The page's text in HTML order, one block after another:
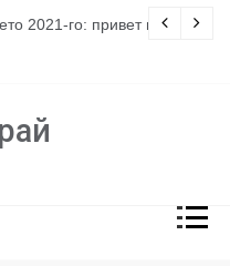
2021-го: привет из 80-х